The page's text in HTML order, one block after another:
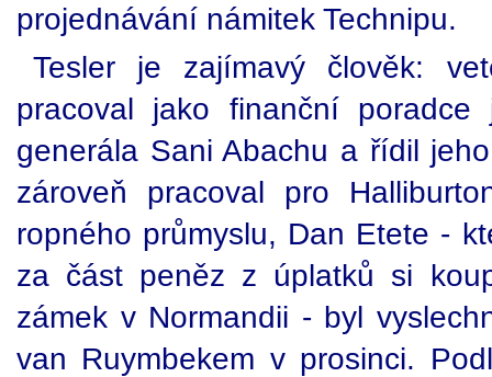
projednávání námitek Technipu.
Tesler je zajímavý člověk:
pracoval jako finanční
generála Sani Abachu a řídil
zároveň pracoval pro
ropného průmyslu, Dan Etete -
za část peněz z úplatků si
zámek v Normandii - byl
van Ruymbekem v prosinci.